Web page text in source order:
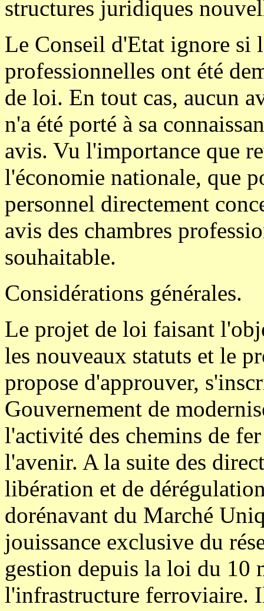
structures juridiques
Le Conseil d'Etat ignore si
professionnelles ont été
de loi. En tout cas, aucun
n'a été porté à sa
avis. Vu l'importance que
l'économie nationale, que
personnel directement
avis des chambres
souhaitable.
Considérations générales.
Le projet de loi faisant
les nouveaux statuts et le
propose d'approuver,
Gouvernement de
l'activité des chemins de
l'avenir. A la suite des
libération et de
dorénavant du Marché
jouissance exclusive du
gestion depuis la loi du 10
l'infrastructure ferroviaire.